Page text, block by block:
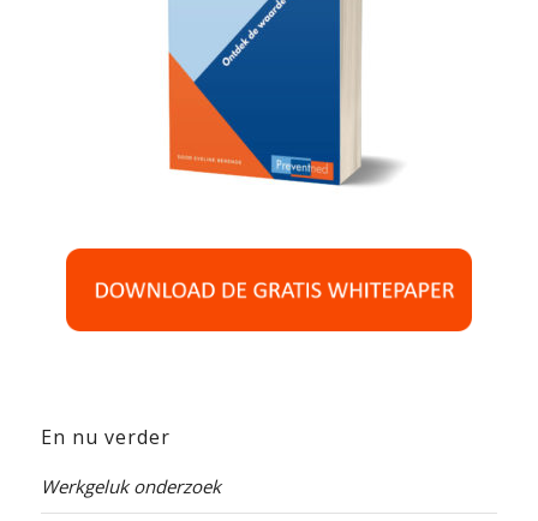
En nu verder
Werkgeluk onderzoek